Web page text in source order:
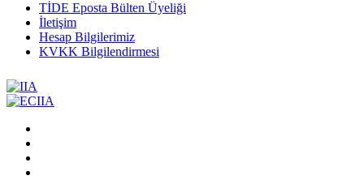
TİDE Eposta Bülten Üyeliği
İletişim
Hesap Bilgilerimiz
KVKK Bilgilendirmesi